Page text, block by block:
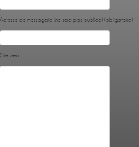
Adresse de messagerie (ne sera pas publiée) (obligatoire)
Site web